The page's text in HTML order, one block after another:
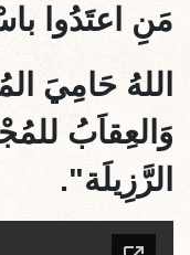
مَنِ اعتَدُوا
اللهُ حَامِيَ
وَالعِقاَبُ
الرَّزِيلَة".